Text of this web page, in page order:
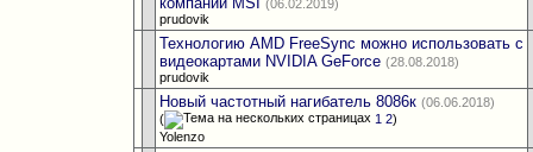
(06.02.2019)
prudovik
Технологию AMD FreeSync можно использовать с
видеокартами NVIDIA GeForce (28.08.2018)
prudovik
Новый частотный нагибатель 8086к (06.06.2018)
(
1 2)
Yolenzo